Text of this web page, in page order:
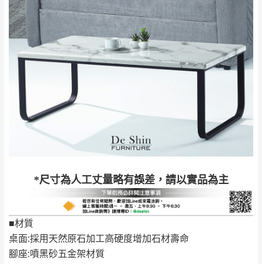
*尺寸為人工丈量略有誤差，請以實品為主
■材質
桌面:採用天然原石加工高硬度增加石材壽命
腳座:噴黑砂五金架材質
＊A108產品另收運費
雙溪、貢寮、烏
來、平溪、九份、
石門、林口 下福
里、新店山區、三
區、北投湖山路、
深坑山區
基隆
$ 9,000以上：免
$ 9,000以下：
NT$500元
＊A108產品另收運費
基隆山區
苗栗
運費
$ 9,000以下：
卓蘭鎮、三灣、通
配送範圍：
苗栗至基隆；其它地區暫不開放，如因特殊
地型限制(山區、鄉、鎮、村)、樓梯太小、無
法搬運上樓等因素，導致無法配送，
保有出貨的權利。
保護物流人員的工作安全，賣家無提供吊掛
服務，若需以吊車或其他的吊掛方式吊運，
費用將由買方自行支付。
因大型傢俱有組裝、配送的問題，並非一般
機當天到貨前皆會再與您通知，讓你不用整
天在家等貨，以節省您的寶貴時間。
由於百貨公司配送較為不易，故暫無法配送
至百貨公司內部。